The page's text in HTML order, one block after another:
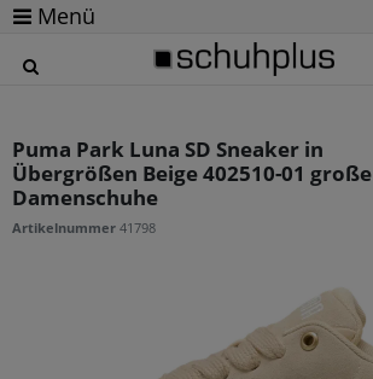
Menü
Puma Park Luna SD Sneaker in
Übergrößen Beige 402510-01 große
Damenschuhe
Artikelnummer 41798